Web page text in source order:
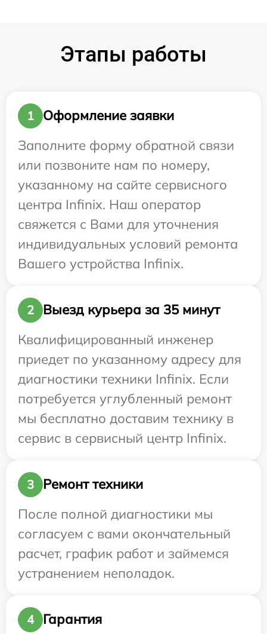
Этапы работы
1
Оформление заявки
Заполните форму обратной связи
или позвоните нам по номеру,
указанному на сайте сервисного
центра Infinix. Наш оператор
свяжется с Вами для уточнения
индивидуальных условий ремонта
Вашего устройства Infinix.
2
Выезд курьера за 35 минут
Квалифицированный инженер
приедет по указанному адресу для
диагностики техники Infinix. Если
потребуется углубленный ремонт
мы бесплатно доставим технику в
сервис в сервисный центр Infinix.
3
Ремонт техники
После полной диагностики мы
согласуем с вами окончательный
расчет, график работ и займемся
устранением неполадок.
4 Гарантия